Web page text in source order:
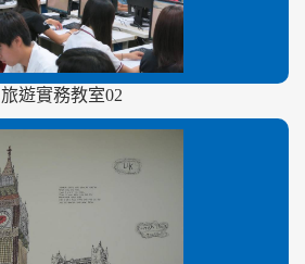
旅遊實務教室02